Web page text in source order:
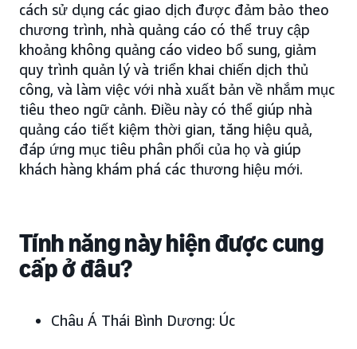
cách sử dụng các giao dịch được đảm bảo theo
chương trình, nhà quảng cáo có thể truy cập
khoảng không quảng cáo video bổ sung, giảm
quy trình quản lý và triển khai chiến dịch thủ
công, và làm việc với nhà xuất bản về nhắm mục
tiêu theo ngữ cảnh. Điều này có thể giúp nhà
quảng cáo tiết kiệm thời gian, tăng hiệu quả,
đáp ứng mục tiêu phân phối của họ và giúp
khách hàng khám phá các thương hiệu mới.
Tính năng này hiện được cung
cấp ở đâu?
Châu Á Thái Bình Dương: Úc